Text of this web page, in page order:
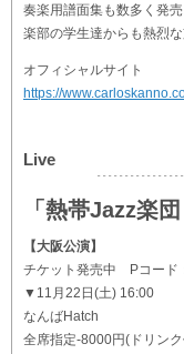
奏楽用譜面集も数多く発
楽部の学生達からも熱烈な
オフィシャルサイト
https://
Live
「熱帯Jazz楽
【大阪公演】
チケット発売中 Pコード
▼11月22日(土) 16:00
なんばHatch
全席指定-8000円(ドリン